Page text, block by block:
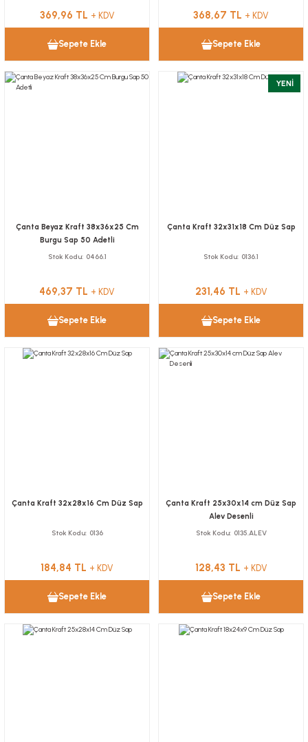
369,96 TL + KDV
Sepete Ekle
368,67 TL + KDV
Sepete Ekle
Çanta Beyaz Kraft 38x36x25 Cm
Burgu Sap 50 Adetli
Stok Kodu 0466.1
469,37 TL + KDV
Sepete Ekle
YENİ
Çanta Kraft 32x31x18 Cm Düz Sap
Stok Kodu 0136.1
231,46 TL + KDV
Sepete Ekle
Çanta Kraft 32x28x16 Cm Düz Sap
Stok Kodu 0136
184,84 TL + KDV
Sepete Ekle
Çanta Kraft 25x30x14 cm Düz Sap
Alev Desenli
Stok Kodu 0135.ALEV
128,43 TL + KDV
Sepete Ekle